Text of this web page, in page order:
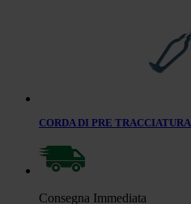
CORDA DI PRE TRACCIATURA
Consegna Immediata